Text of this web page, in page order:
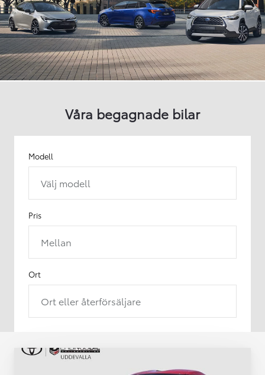
Våra begagnade bilar
Modell
Välj modell
Pris
Mellan
Ort
Ort eller återförsäljare